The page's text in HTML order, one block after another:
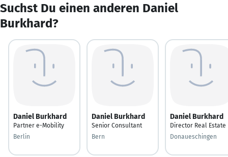
Suchst Du einen anderen Daniel
Burkhard?
Daniel Burkhard
Partner e-Mobility
Berlin
Daniel Burkhard
Senior Consultant
Bern
Daniel Burkhard
Director Real Estate
Donaueschingen